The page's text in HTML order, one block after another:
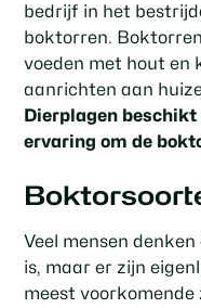
bedrijf in het
boktorren.
voeden met hout en
aanrichten aan
Dierplagen beschikt
ervaring om de
Veel mensen
is, maar er zijn
meest